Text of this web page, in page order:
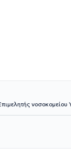
νοσοκομείου